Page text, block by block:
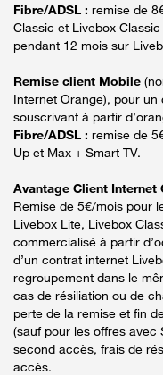
Fibre/ADSL : remise de
Classic et Livebox
pendant 12 mois sur
Remise client Mobile
Internet Orange), pour
souscrivant à partir
Fibre/ADSL : remise de
Up et Max + Smart TV.
Avantage Client Internet
Remise de 5€/mois pour
Livebox Lite, Livebox
commercialisé à partir
d’un contrat internet
regroupement dans le
cas de résiliation ou de
perte de la remise et fin
(sauf pour les offres avec
second accès, frais de
accès.